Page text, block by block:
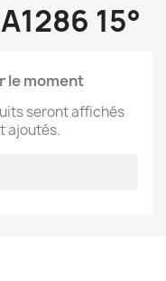
15°
le moment
seront affichés
ajoutés.